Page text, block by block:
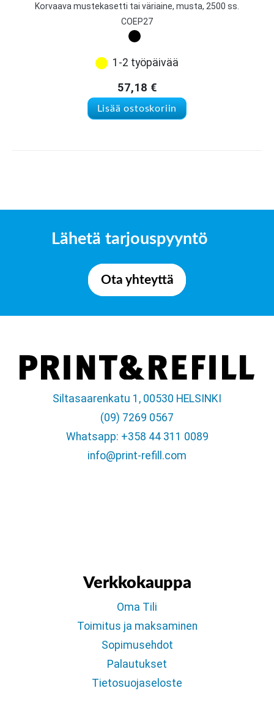
Korvaava mustekasetti tai väriaine, musta, 2500 ss.
COEP27
1-2 työpäivää
57,18 €
Lisää ostoskoriin
Lähetä tarjouspyyntö
Ota yhteyttä
Siltasaarenkatu 1, 00530 HELSINKI
(09) 7269 0567
Whatsapp: +358 44 311 0089
info@print-refill.com
Verkkokauppa
Oma Tili
Toimitus ja maksaminen
Sopimusehdot
Palautukset
Tietosuojaseloste